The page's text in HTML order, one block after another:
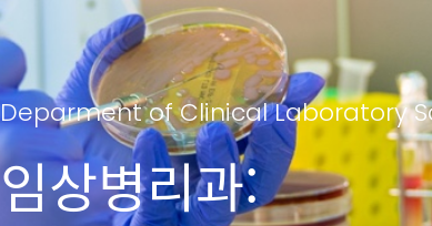
Deparment of Clinical Laboratory
임상병리과: